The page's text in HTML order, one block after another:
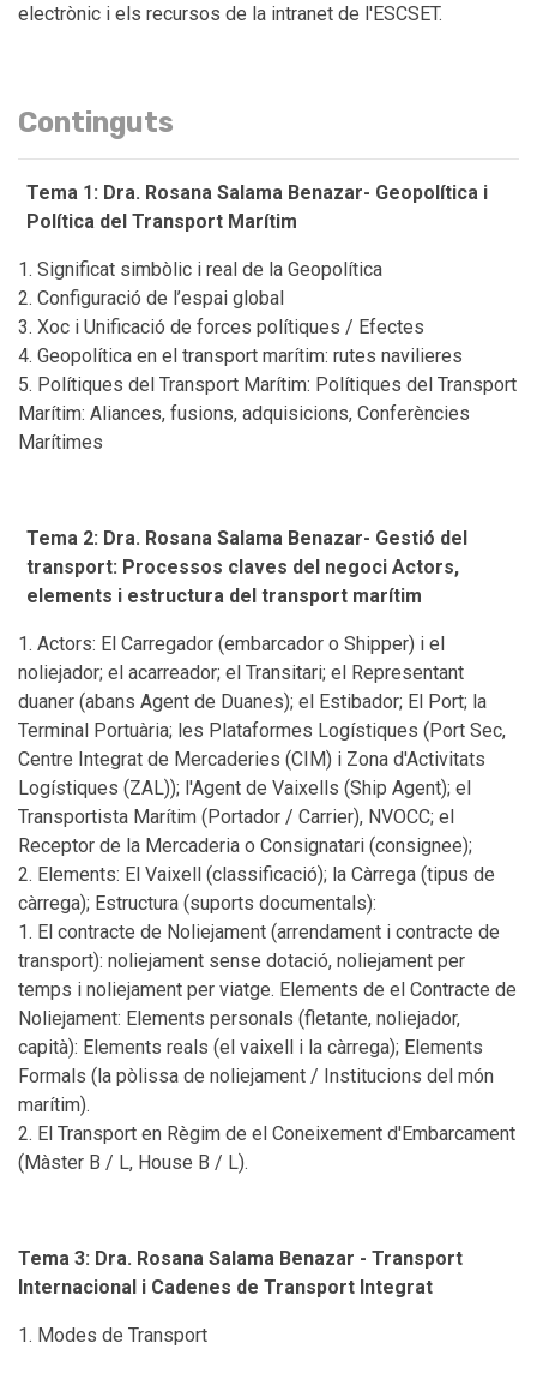
electrònic i els recursos de la intranet de l'ESCSET.
Continguts
Tema 1: Dra. Rosana Salama Benazar- Geopolítica i
Política del Transport Marítim
Significat simbòlic i real de la Geopolítica
Configuració de l’espai global
Xoc i Unificació de forces polítiques / Efectes
Geopolítica en el transport marítim: rutes navilieres
Polítiques del Transport Marítim: Polítiques del Transport
Marítim: Aliances, fusions, adquisicions, Conferències
Marítimes
Tema 2: Dra. Rosana Salama Benazar- Gestió del
transport: Processos claves del negoci Actors,
elements i estructura del transport marítim
Actors: El Carregador (embarcador o Shipper) i el
noliejador; el acarreador; el Transitari; el Representant
duaner (abans Agent de Duanes); el Estibador; El Port; la
Terminal Portuària; les Plataformes Logístiques (Port Sec,
Centre Integrat de Mercaderies (CIM) i Zona d'Activitats
Logístiques (ZAL)); l'Agent de Vaixells (Ship Agent); el
Transportista Marítim (Portador / Carrier), NVOCC; el
Receptor de la Mercaderia o Consignatari (consignee);
Elements: El Vaixell (classificació); la Càrrega (tipus de
càrrega); Estructura (suports documentals):
El contracte de Noliejament (arrendament i contracte de
transport): noliejament sense dotació, noliejament per
temps i noliejament per viatge. Elements de el Contracte de
Noliejament: Elements personals (fletante, noliejador,
capità): Elements reals (el vaixell i la càrrega); Elements
Formals (la pòlissa de noliejament / Institucions del món
marítim).
El Transport en Règim de el Coneixement d'Embarcament
(Màster B / L, House B / L).
Tema 3: Dra. Rosana Salama Benazar - Transport
Internacional i Cadenes de Transport Integrat
Modes de Transport